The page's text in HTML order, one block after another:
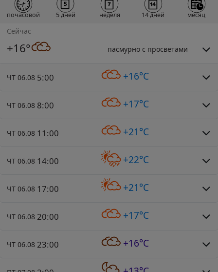
почасовой 5 дней неделя 14 дней месяц
Сейчас
+16° пасмурно с просветами
ЧТ 06.08 5:00 +16°C
ЧТ 06.08 8:00 +17°C
ЧТ 06.08 11:00 +21°C
ЧТ 06.08 14:00 +22°C
ЧТ 06.08 17:00 +21°C
ЧТ 06.08 20:00 +17°C
ЧТ 06.08 23:00 +16°C